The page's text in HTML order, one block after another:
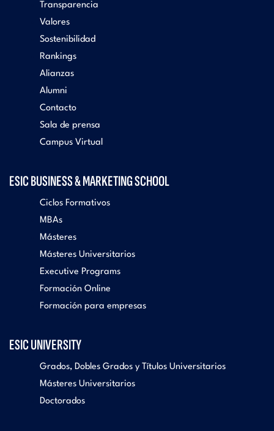
Transparencia
Valores
Sostenibilidad
Rankings
Alianzas
Alumni
Contacto
Sala de prensa
Campus Virtual
ESIC BUSINESS & MARKETING SCHOOL
Ciclos Formativos
MBAs
Másteres
Másteres Universitarios
Executive Programs
Formación Online
Formación para empresas
ESIC UNIVERSITY
Grados, Dobles Grados y Títulos Universitarios
Másteres Universitarios
Doctorados